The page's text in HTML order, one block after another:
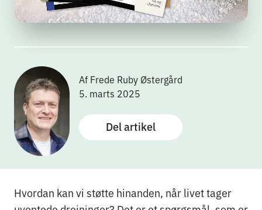
Af Frede Ruby Østergård
5. marts 2025
Del artikel
Hvordan kan vi støtte hinanden, når livet tager